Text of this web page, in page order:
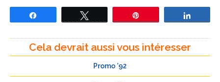
Cela devrait aussi vous intéresser
Promo ’92